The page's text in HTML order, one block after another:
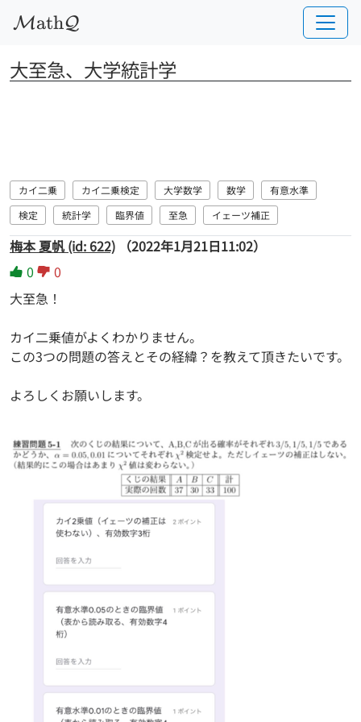
MathQ
大至急、大学統計学
カイ二乗 カイ二乗検定 大学数学 数学
有意水準
検定
統計学 臨界値 至急 イェーツ補正
梅本 夏帆 (id: 622)
（2022年1月21日11:02）
0
0
大至急！
カイ二乗値がよくわかりません。
この3つの問題の答えとその経緯？を教えて頂きたいです。
よろしくお願いします。